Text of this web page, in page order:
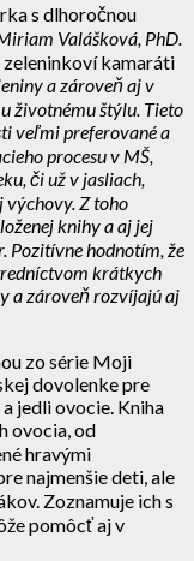
s dlhoročnou
Valášková, PhD.
kamaráti
a zároveň aj v
životnému štýlu. Tieto
veľmi preferované a
procesu v MŠ,
či už v jasliach,
výchovy. Z toho
knihy a aj jej
Pozitívne hodnotím, že
krátkych
a zároveň rozvíjajú aj
zo série Moji
dovolenke pre
jedli ovocie. Kniha
ovocia, od
hravými
najmenšie deti, ale
Zoznamuje ich s
pomôcť aj v